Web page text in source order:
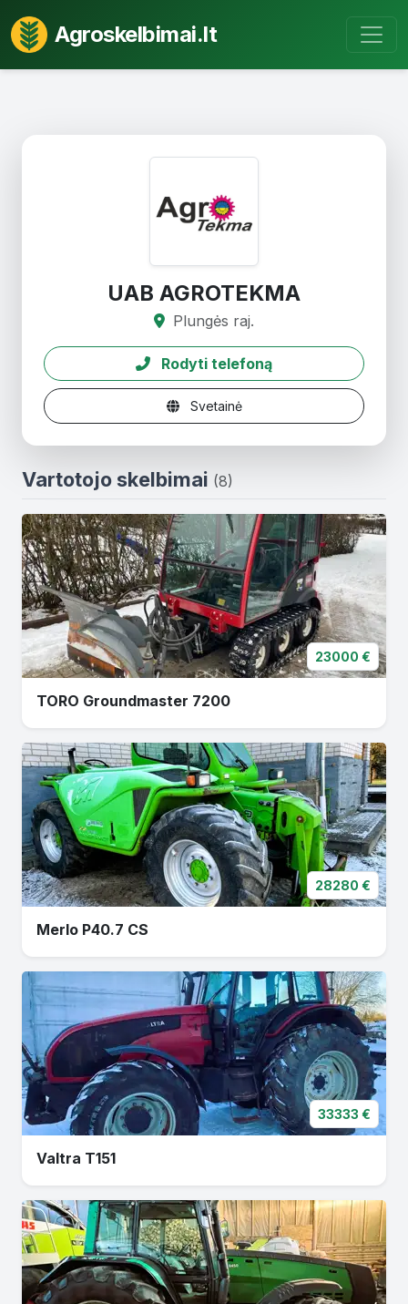
Agroskelbimai.lt
UAB AGROTEKMA
Plungės raj.
Rodyti telefoną
Svetainė
Vartotojo skelbimai (8)
23000 €
TORO Groundmaster 7200
28280 €
Merlo P40.7 CS
33333 €
Valtra T151